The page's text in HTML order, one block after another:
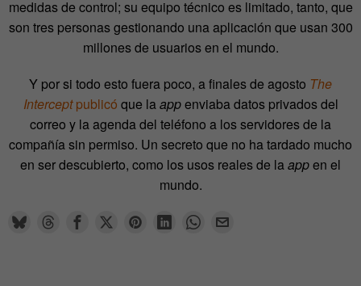
medidas de control; su equipo técnico es limitado, tanto, que
son tres personas gestionando una aplicación que usan 300
millones de usuarios en el mundo.
Y por si todo esto fuera poco, a finales de agosto The
Interceptpublicó que laappenviaba datos privados del
correo y la agenda del teléfono a los servidores de la
compañía sin permiso. Un secreto que no ha tardado mucho
en ser descubierto, como los usos reales de laappen el
mundo.